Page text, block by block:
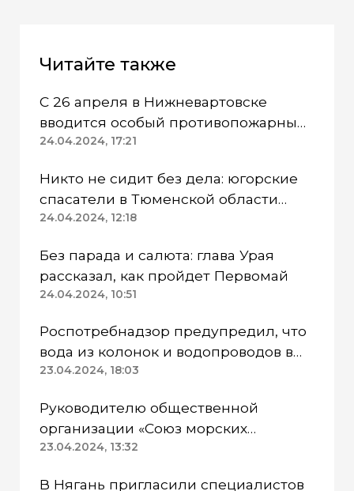
Читайте также
С 26 апреля в Нижневартовске
вводится особый противопожарный
режим
24.04.2024, 17:21
Никто не сидит без дела: югорские
спасатели в Тюменской области
работают в две смены
24.04.2024, 12:18
Без парада и салюта: глава Урая
рассказал, как пройдет Первомай
24.04.2024, 10:51
Роспотребнадзор предупредил, что
вода из колонок и водопроводов в
Казанском районе непригодна для
23.04.2024, 18:03
Руководителю общественной
организации «Союз морских
пехотинцев» Югры вынесли
23.04.2024, 13:32
В Нягань пригласили специалистов